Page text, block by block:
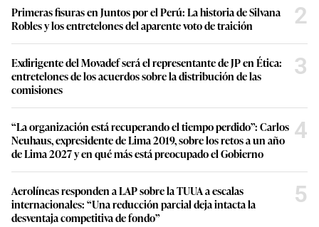
Primeras fisuras en Juntos por el Perú: La historia de Silvana
Robles y los entretelones del aparente voto de traición
2
Exdirigente del Movadef será el representante de JP en Ética:
entretelones de los acuerdos sobre la distribución de las
comisiones
3
“La organización está recuperando el tiempo perdido”: Carlos
Neuhaus, expresidente de Lima 2019, sobre los retos a un año
de Lima 2027 y en qué más está preocupado el Gobierno
4
Aerolíneas responden a LAP sobre la TUUA a escalas
internacionales: “Una reducción parcial deja intacta la
desventaja competitiva de fondo”
5